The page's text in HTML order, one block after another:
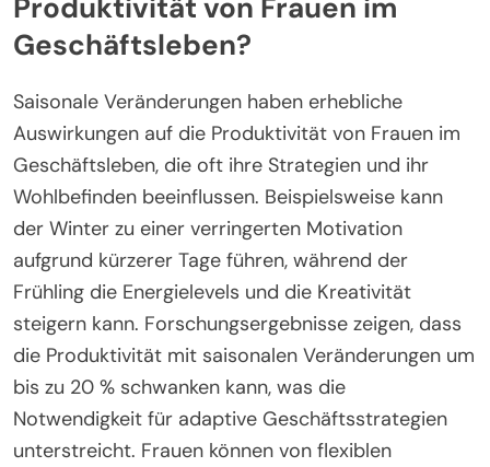
Welche Auswirkungen haben
saisonale Veränderungen auf die
Produktivität von Frauen im
Geschäftsleben?
Saisonale Veränderungen haben erhebliche
Auswirkungen auf die Produktivität von Frauen im
Geschäftsleben, die oft ihre Strategien und ihr
Wohlbefinden beeinflussen. Beispielsweise kann
der Winter zu einer verringerten Motivation